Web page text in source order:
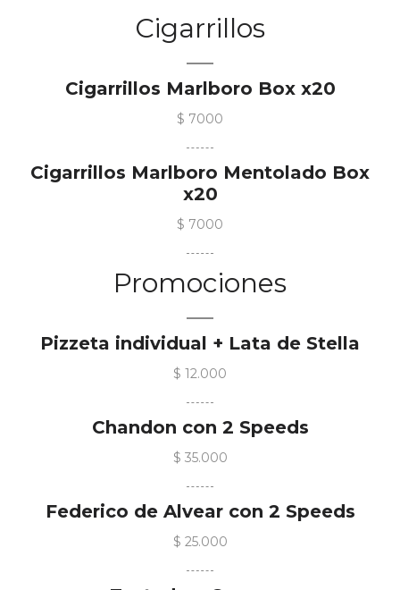
Cigarrillos
Cigarrillos Marlboro Box x20
$ 7000
Cigarrillos Marlboro Mentolado Box
x20
$ 7000
Promociones
Pizzeta individual + Lata de Stella
$ 12.000
Chandon con 2 Speeds
$ 35.000
Federico de Alvear con 2 Speeds
$ 25.000